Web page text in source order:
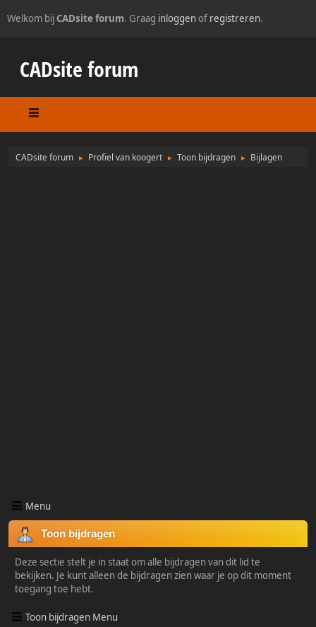
Welkom bij CADsite forum. Graag inloggenof registreren.
CADsite forum
CADsite forum ► Profiel van koogert ► Toon bijdragen ► Bijlagen
Menu
Toon bijdragen
Deze sectie stelt je in staat om alle bijdragen van dit lid te
bekijken. Je kunt alleen de bijdragen zien waar je op dit moment
toegang toe hebt.
Toon bijdragen Menu